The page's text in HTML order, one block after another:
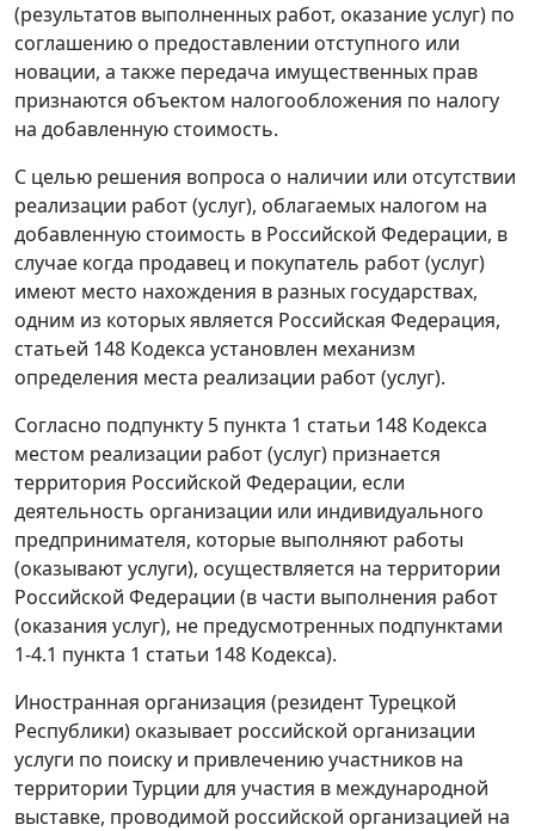
(результатов выполненных работ, оказание услуг) по
соглашению о предоставлении отступного или
новации, а также передача имущественных прав
признаются объектом налогообложения по налогу
на добавленную стоимость.
С целью решения вопроса о наличии или отсутствии
реализации работ (услуг), облагаемых налогом на
добавленную стоимость в Российской Федерации, в
случае когда продавец и покупатель работ (услуг)
имеют место нахождения в разных государствах,
одним из которых является Российская Федерация,
статьей 148 Кодекса установлен механизм
определения места реализации работ (услуг).
Согласно подпункту 5 пункта 1 статьи 148 Кодекса
местом реализации работ (услуг) признается
территория Российской Федерации, если
деятельность организации или индивидуального
предпринимателя, которые выполняют работы
(оказывают услуги), осуществляется на территории
Российской Федерации (в части выполнения работ
(оказания услуг), не предусмотренных подпунктами
1-4.1 пункта 1 статьи 148 Кодекса).
Иностранная организация (резидент Турецкой
Республики) оказывает российской организации
услуги по поиску и привлечению участников на
территории Турции для участия в международной
выставке, проводимой российской организацией на